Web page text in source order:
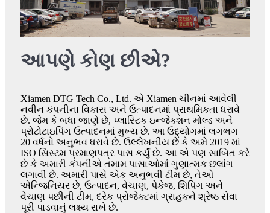
આપણે કોણ છીએ?
Xiamen DTG Tech Co., Ltd. એ Xiamen ચીનમાં આવેલી
નવીન કંપનીના વિકાસ અને ઉત્પાદનમાં પ્રાથમિકતા ધરાવે
છે. જેમ કે બધા જાણે છે, પ્લાસ્ટિક ઇન્જેક્શન મોલ્ડ અને
પ્રોટોટાઇપિંગ ઉત્પાદનમાં મુખ્ય છે. આ ઉદ્યોગમાં લગભગ
20 વર્ષનો અનુભવ ધરાવે છે. ઉલ્લેખનીય છે કે અમે 2019 માં
ISO સિસ્ટમ પ્રમાણપત્ર પાસ કર્યું છે. આ એ પણ સાબિત કરે
છે કે અમારી કંપનીએ તમામ પાસાઓમાં ગુણાત્મક છલાંગ
લગાવી છે. અમારી પાસે એક અનુભવી ટીમ છે, તેઓ
એન્જિનિયર છે, ઉત્પાદન, વેચાણ, પેકેજ, શિપિંગ અને
વેચાણ પછીની ટીમ, દરેક પ્રોજેક્ટમાં ગ્રાહકને શ્રેષ્ઠ સેવા
પૂરી પાડવાનું લક્ષ્ય રાખે છે.